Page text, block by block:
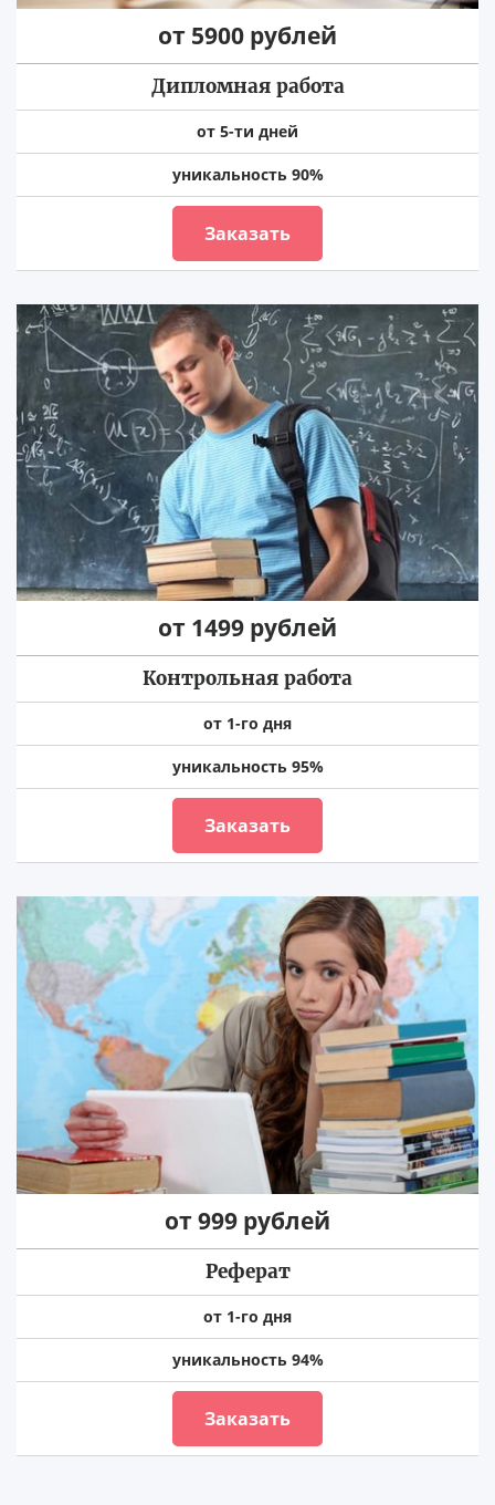
от 5900 рублей
Дипломная работа
от 5-ти дней
уникальность 90%
Заказать
от 1499 рублей
Контрольная работа
от 1-го дня
уникальность 95%
Заказать
от 999 рублей
Реферат
от 1-го дня
уникальность 94%
Заказать